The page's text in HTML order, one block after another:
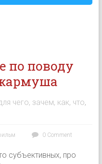
по поводу
чего, зачем, как, что,
0 Comment
субъективных, про